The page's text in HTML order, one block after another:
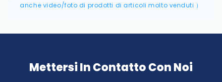
anche video/foto di prodotti di articoli molto venduti ）
Mettersi In Contatto Con Noi